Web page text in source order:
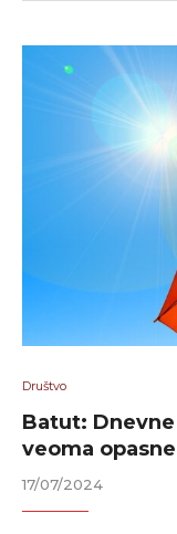
Društvo
Batut:
vеоmа оpаsnе
17/07/2024